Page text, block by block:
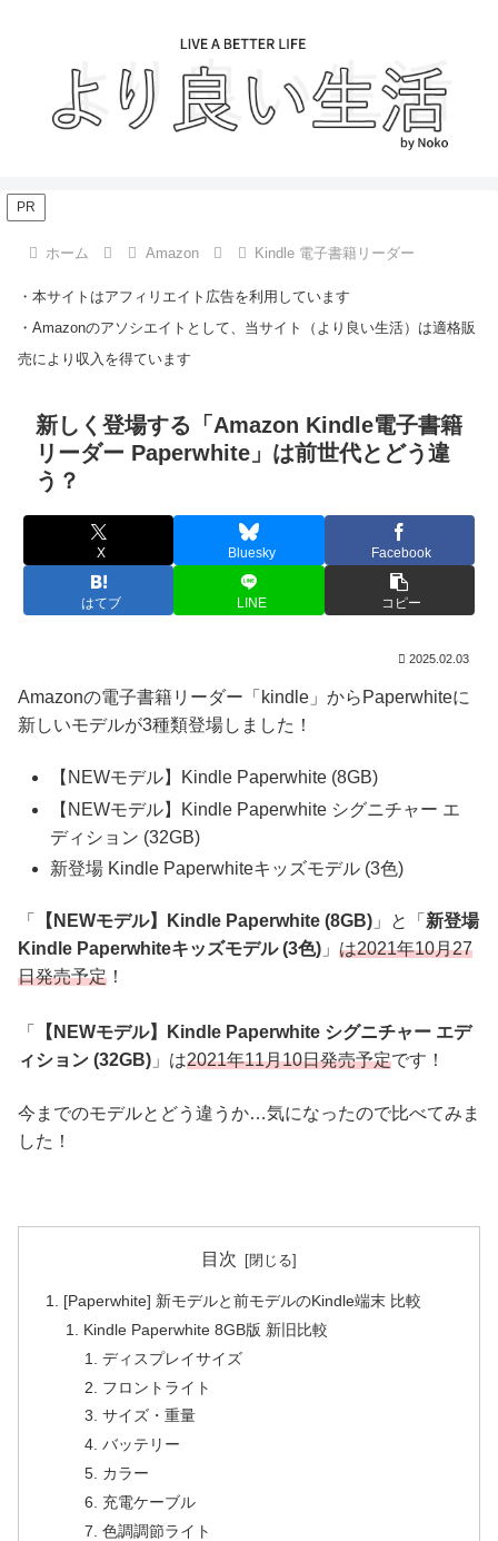
PR
ホーム Amazon Kindle 電子書籍リーダー
・本サイトはアフィリエイト広告を利用しています
・Amazonのアソシエイトとして、当サイト（より良い生活）は適格販
売により収入を得ています
新しく登場する「Amazon Kindle電子書籍
リーダー Paperwhite」は前世代とどう違
う？
X Bluesky Facebook
はてブ LINE コピー
2025.02.03
Amazonの電子書籍リーダー「kindle」からPaperwhiteに
新しいモデルが3種類登場しました！
【NEWモデル】Kindle Paperwhite (8GB)
【NEWモデル】Kindle Paperwhite シグニチャー エ
ディション (32GB)
新登場 Kindle Paperwhiteキッズモデル (3色)
「 【NEWモデル】Kindle Paperwhite (8GB) 」と「 新登場
Kindle Paperwhiteキッズモデル (3色) 」 は2021年10月27
日発売予定 ！
「
【NEWモデル】Kindle Paperwhite シグニチャー エデ
ィション (32GB) 」は2021年11月10日発売予定です！
今までのモデルとどう違うか…気になったので比べてみま
した！
目次
[Paperwhite] 新モデルと前モデルのKindle端末 比較
Kindle Paperwhite 8GB版 新旧比較
ディスプレイサイズ
フロントライト
サイズ・重量
バッテリー
カラー
充電ケーブル
色調調節ライト